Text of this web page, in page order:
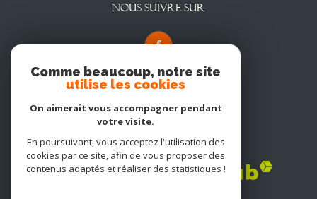
NOUS SUIVRE SUR
Adhérents
Comme beaucoup, notre site
utilise les cookies
On aimerait vous accompagner pendant
votre visite.
En poursuivant, vous acceptez l'utilisation des
cookies par ce site, afin de vous proposer des
contenus adaptés et réaliser des statistiques !